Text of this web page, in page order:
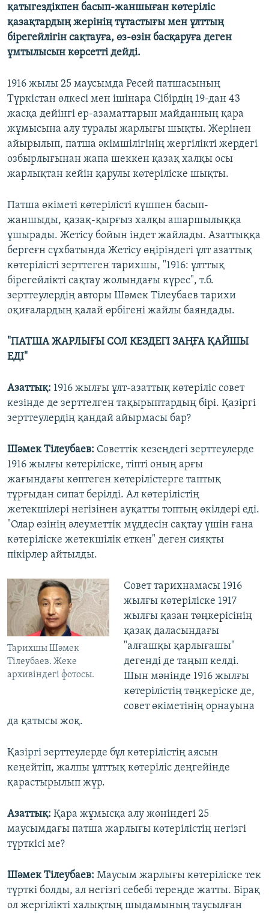
қатыгездікпен басып-жаншыған көтеріліс
қазақтардың жерінің тұтастығы мен ұлттың
бірегейлігін сақтауға, өз-өзін басқаруға деген
ұмтылысын көрсетті дейді.
1916 жылы 25 маусымда Ресей патшасының
Түркістан өлкесі мен ішінара Сібірдің 19-дан 43
жасқа дейінгі ер-азаматтарын майданның қара
жұмысына алу туралы жарлығы шықты. Жерінен
айырылып, патша әкімшілігінің жергілікті жердегі
озбырлығынан жапа шеккен қазақ халқы осы
жарлықтан кейін қарулы көтеріліске шықты.
Патша өкіметі көтерілісті күшпен басып-
жаншыды, қазақ-қырғыз халқы ашаршылыққа
ұшырады. Жетісу бойын індет жайлады. Азаттыққа
бергеғн сұхбатында Жетісу өңіріндегі ұлт азаттық
көтерілісті зерттеген тарихшы, "1916: ұлттық
бірегейлікті сақтау жолындағы күрес", т.б.
зерттеулердің авторы Шәмек Тілеубаев тарихи
оқиғалардың қалай өрбігені жайлы баяндады.
"ПАТША ЖАРЛЫҒЫ СОЛ КЕЗДЕГІ ЗАҢҒА ҚАЙШЫ
ЕДІ"
Азаттық: 1916 жылғы ұлт-азаттық көтеріліс совет
кезінде де зерттелген тақырыптардың бірі. Қазіргі
зерттеулердің қандай айырмасы бар?
Шәмек Тілеубаев: Советтік кезеңдегі зерттеулерде
1916 жылғы көтеріліске, тіпті оның арғы
жағындағы көптеген көтерілістерге таптық
тұрғыдан сипат берілді. Ал көтерілістің
жетекшілері негізінен ауқатты топтың өкілдері еді.
"Олар өзінің әлеуметтік мүддесін сақтау үшін ғана
көтеріліске жетекшілік еткен" деген сияқты
пікірлер айтылды.
Тарихшы Шәмек
Тілеубаев. Жеке
архивіндегі фотосы.
Совет тарихнамасы 1916
жылғы көтеріліске 1917
жылғы қазан төңкерісінің
қазақ даласындағы
"алғашқы қарлығашы"
дегенді де таңып келді.
Шын мәнінде 1916 жылғы
көтерілістің төңкеріске де,
совет өкіметінің орнауына
да қатысы жоқ.
Қазіргі зерттеулерде бұл көтерілістің аясын
кеңейтіп, жалпы ұлттық көтеріліс деңгейінде
қарастырылып жүр.
Азаттық: Қара жұмысқа алу жөніндегі 25
маусымдағы патша жарлығы көтерілістің негізгі
түрткісі ме?
Шәмек Тілеубаев: Маусым жарлығы көтеріліске тек
түрткі болды, ал негізгі себебі тереңде жатты. Бірақ
ол жергілікті халықтың шыдамының таусылған